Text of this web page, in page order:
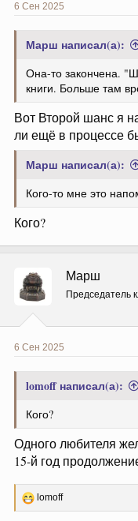
6 Сен 2025
Марш написал(а):
Она-то закончена.
книги. Больше там
Вот Второй шанс я
ли ещё в процессе
Марш написал(а):
Кого-то мне это
Кого?
Марш
Председатель
6 Сен 2025
lomoff написал(а):
Кого?
Одного любителя
15-й год
Р
е
lomoff